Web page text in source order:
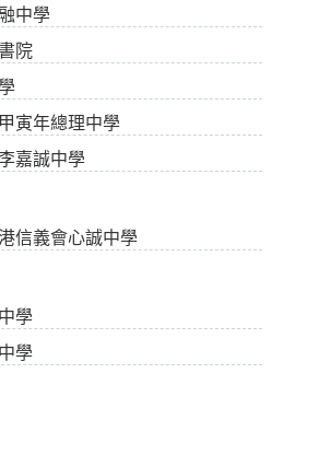
中學
院
寅年總理中學
嘉誠中學
信義會心誠中學
學
學